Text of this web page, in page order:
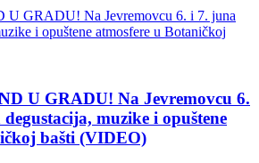
U GRADU! Na Jevremovcu 6.
muzike i opuštene
bašti (VIDEO)